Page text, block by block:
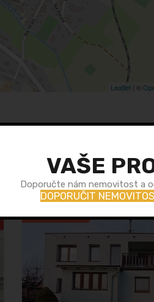
Leaflet| ©
Umístění Nemovitosti
Doporučujeme
VAŠE
Doporučte nám nemovitost a
DOPORUČIT